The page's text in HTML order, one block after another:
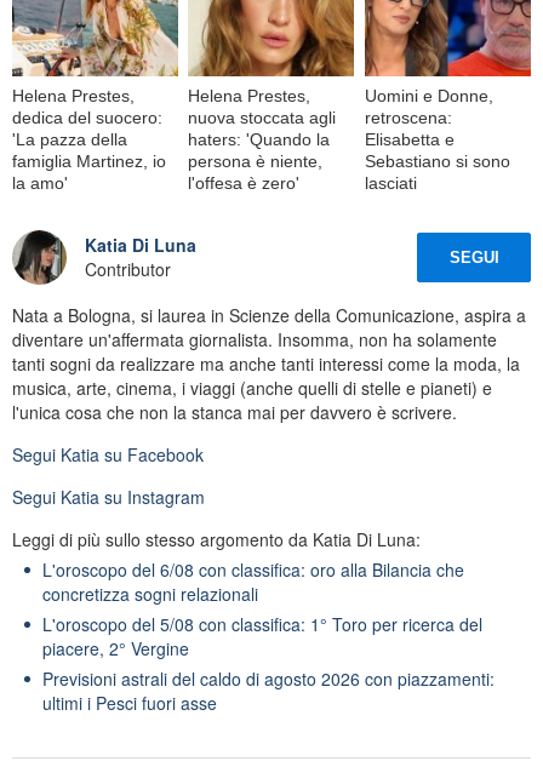
Helena Prestes,
dedica del suocero:
'La pazza della
famiglia Martinez, io
la amo'
Helena Prestes,
nuova stoccata agli
haters: 'Quando la
persona è niente,
l'offesa è zero'
Uomini e Donne,
retroscena:
Elisabetta e
Sebastiano si sono
lasciati
Katia Di Luna
Contributor
SEGUI
Nata a Bologna, si laurea in Scienze della Comunicazione, aspira a
diventare un'affermata giornalista. Insomma, non ha solamente
tanti sogni da realizzare ma anche tanti interessi come la moda, la
musica, arte, cinema, i viaggi (anche quelli di stelle e pianeti) e
l'unica cosa che non la stanca mai per davvero è scrivere.
Segui Katia su Facebook
Segui Katia su Instagram
Leggi di più sullo stesso argomento da Katia Di Luna:
L'oroscopo del 6/08 con classifica: oro alla Bilancia che
concretizza sogni relazionali
L'oroscopo del 5/08 con classifica: 1° Toro per ricerca del
piacere, 2° Vergine
Previsioni astrali del caldo di agosto 2026 con piazzamenti:
ultimi i Pesci fuori asse